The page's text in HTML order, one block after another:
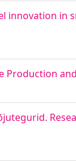
innovation in